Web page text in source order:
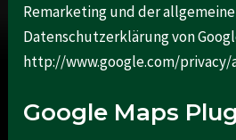
Remarketing und der
Datenschutzerklärung von
http://www.google.com/privacy/
Google Maps